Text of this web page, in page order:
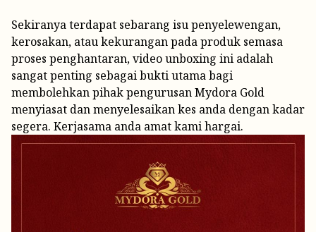
Sekiranya terdapat sebarang isu penyelewengan,
kerosakan, atau kekurangan pada produk semasa
proses penghantaran, video unboxing ini adalah
sangat penting sebagai bukti utama bagi
membolehkan pihak pengurusan Mydora Gold
menyiasat dan menyelesaikan kes anda dengan kadar
segera. Kerjasama anda amat kami hargai.